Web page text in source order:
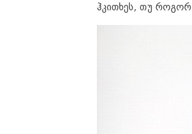
ჰკითხეს, თუ როგორ